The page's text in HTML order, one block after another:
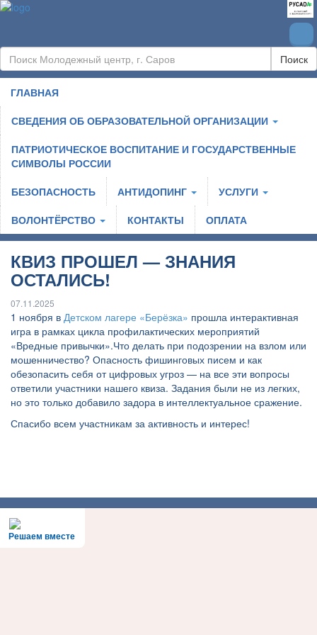
Поиск
ГЛАВНАЯ
СВЕДЕНИЯ ОБ ОБРАЗОВАТЕЛЬНОЙ ОРГАНИЗАЦИИ
ПАТРИОТИЧЕСКОЕ ВОСПИТАНИЕ И ГОСУДАРСТВЕННЫЕ
СИМВОЛЫ РОССИИ
БЕЗОПАСНОСТЬ
АНТИДОПИНГ
УСЛУГИ
ВОЛОНТЁРСТВО
КОНТАКТЫ ОПЛАТА
КВИЗ ПРОШЕЛ — ЗНАНИЯ
ОСТАЛИСЬ!
07.11.2025
1 ноября в Детском лагере «Берёзка» прошла интерактивная
игра в рамках цикла профилактических мероприятий
«Вредные привычки».Что делать при подозрении на взлом или
мошенничество? Опасность фишинговых писем и как
обезопасить себя от цифровых угроз — на все эти вопросы
ответили участники нашего квиза. Задания были не из легких,
но это только добавило задора в интеллектуальное сражение.
Спасибо всем участникам за активность и интерес!
Решаем вместе